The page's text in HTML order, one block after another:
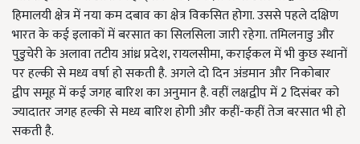
हिमालयी क्षेत्र में नया कम दबाव का क्षेत्र विकसित होगा. उससे पहले दक्षिण
भारत के कई इलाकों में बरसात का सिलसिला जारी रहेगा. तमिलनाडु और
पुडुचेरी के अलावा तटीय आंध्र प्रदेश, रायलसीमा, कराईकल में भी कुछ स्थानों
पर हल्की से मध्य वर्षा हो सकती है.अगले दो दिन अंडमान और निकोबार
द्वीप समूह में कई जगह बारिश का अनुमान है. वहीं लक्षद्वीप में 2 दिसंबर को
ज्यादातर जगह हल्की से मध्य बारिश होगी और कहीं-कहीं तेज बरसात भी हो
सकती है.